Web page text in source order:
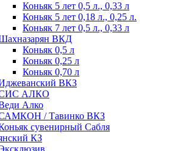
Коньяк 5 лет 0,5 л., 0,33 л
Коньяк 5 лет 0,18 л., 0,25 л.
Коньяк 7 лет 0,5 л., 0,33 л
ВКД
Коньяк 0,5 л
Коньяк 0,25 л
Коньяк 0,70 л
ВКЗ
АЛКО
Алко
/ Тавинко ВКЗ
сувенирный Сабля
КЗ